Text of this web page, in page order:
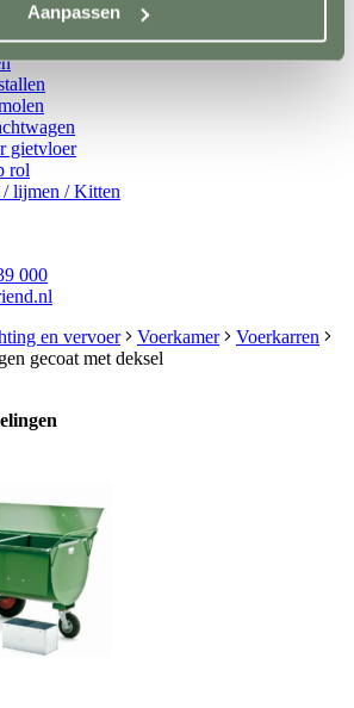
Aanpassen
gietvloer
rol
/ lijmen / Kitten
000
en vervoer Voerkamer
Voerkarren
gecoat met deksel